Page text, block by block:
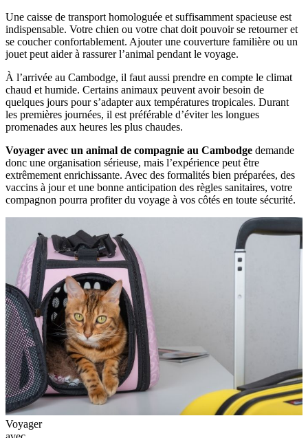
Une caisse de transport homologuée et suffisamment spacieuse est
indispensable. Votre chien ou votre chat doit pouvoir se retourner et
se coucher confortablement. Ajouter une couverture familière ou un
jouet peut aider à rassurer l’animal pendant le voyage.
À l’arrivée au Cambodge, il faut aussi prendre en compte le climat
chaud et humide. Certains animaux peuvent avoir besoin de
quelques jours pour s’adapter aux températures tropicales. Durant
les premières journées, il est préférable d’éviter les longues
promenades aux heures les plus chaudes.
Voyager avec un animal de compagnie au Cambodge demande
donc une organisation sérieuse, mais l’expérience peut être
extrêmement enrichissante. Avec des formalités bien préparées, des
vaccins à jour et une bonne anticipation des règles sanitaires, votre
compagnon pourra profiter du voyage à vos côtés en toute sécurité.
Voyager